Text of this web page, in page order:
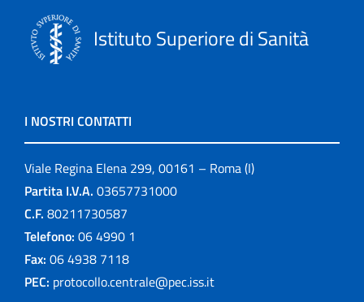
Istituto Superiore di Sanità
I NOSTRI CONTATTI
Viale Regina Elena 299, 00161 – Roma (I)
Partita I.V.A. 03657731000
C.F. 80211730587
Telefono: 06 4990 1
Fax: 06 4938 7118
PEC: protocollo.centrale@pec.iss.it